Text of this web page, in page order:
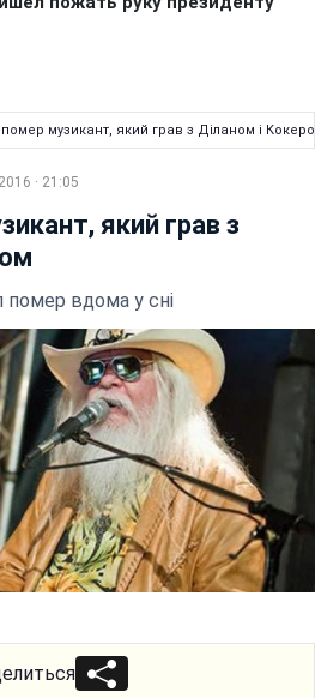
музикант, який грав з Діланом і
· 21:05
який грав з
помер вдома у сні